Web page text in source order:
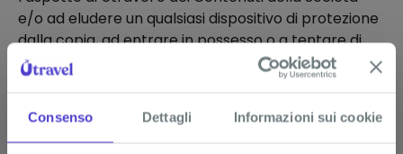
Consenso Dettagli Informazioni sui cookie
e/o ad eludere un qualsiasi dispositivo di protezione
dalla copia, ad entrare in possesso o a tentare di
entrare in possesso di qualsiasi materiale,
documento o informazione messa a disposizione
(d) accedere o tentare di accedere a qualsiasi
parte, sezione o funzionalità di Utravel, così come a